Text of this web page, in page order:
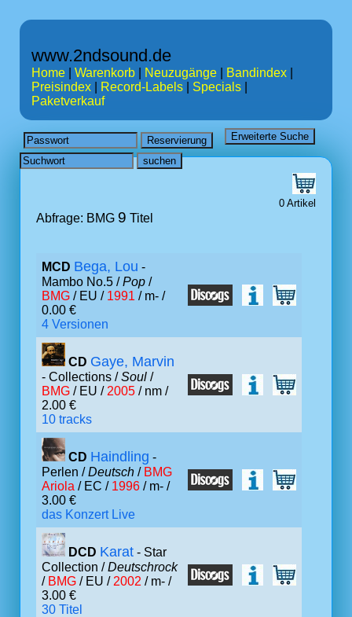
www.2ndsound.de
Home Warenkorb Neuzugänge Bandindex
Preisindex
Record-Labels Specials
Paketverkauf
0 Artikel
Abfrage: BMG 9 Titel
MCD Bega, Lou -
Mambo No.5 /Pop /
BMG / EU / 1991 / m- /
0.00 €
4 Versionen
CD Gaye, Marvin
- Collections /Soul /
BMG / EU / 2005 / nm /
2.00 €
10 tracks
CD Haindling -
Perlen /Deutsch / BMG
Ariola / EC / 1996 / m- /
3.00 €
das Konzert Live
DCD Karat - Star
Collection /Deutschrock
/ BMG / EU / 2002 / m- /
3.00 €
30 Titel